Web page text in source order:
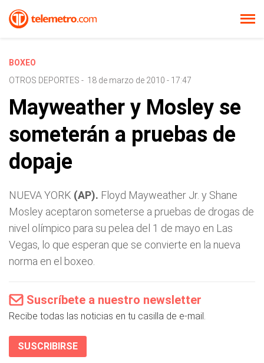
BOXEO
OTROS DEPORTES - 18 de marzo de 2010 - 17:47
Mayweather y Mosley se
someterán a pruebas de
dopaje
NUEVA YORK (AP). Floyd Mayweather Jr. y Shane
Mosley aceptaron someterse a pruebas de drogas de
nivel olímpico para su pelea del 1 de mayo en Las
Vegas, lo que esperan que se convierte en la nueva
norma en el boxeo.
Suscríbete a nuestro newsletter
Recibe todas las noticias en tu casilla de e-mail.
SUSCRIBIRSE